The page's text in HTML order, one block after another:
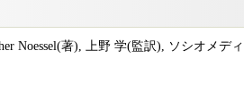
Noessel(著), 上野 学(監訳), ソシオメデ